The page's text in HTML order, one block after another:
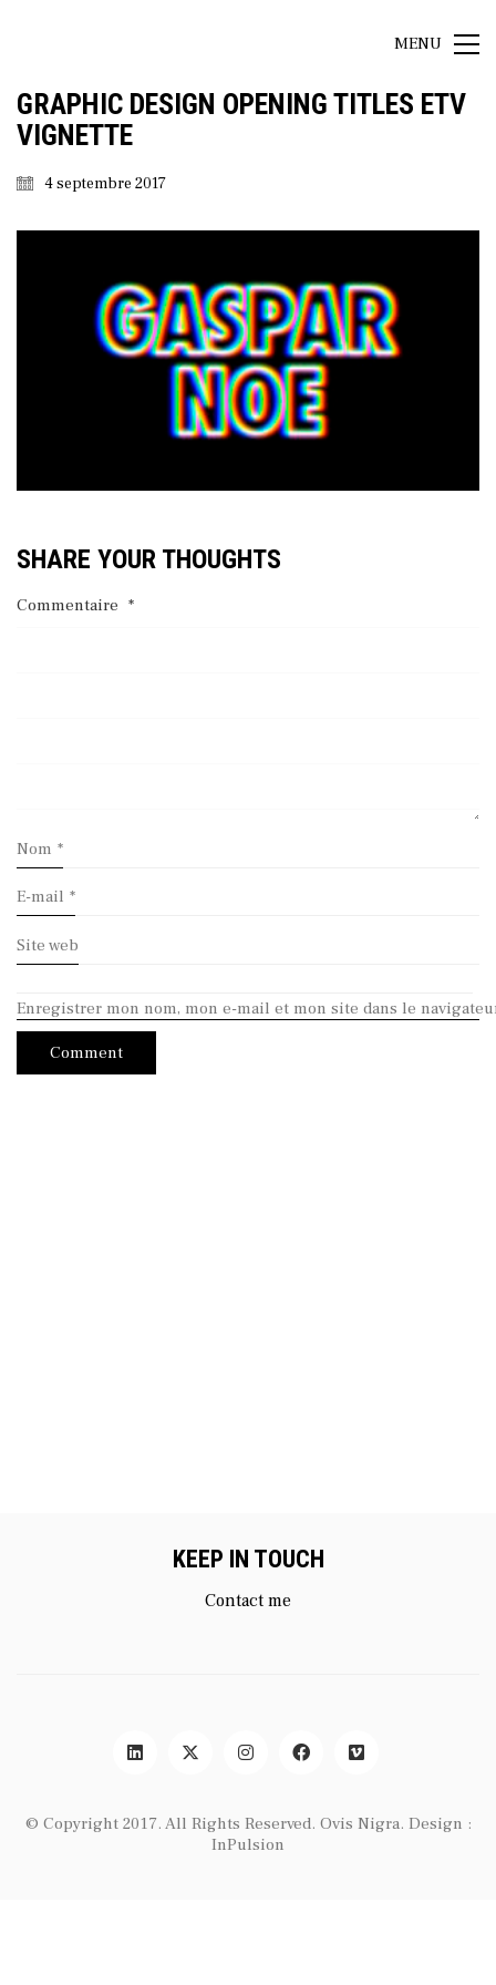
MENU
GRAPHIC DESIGN OPENING TITLES ETV
VIGNETTE
4 septembre 2017
SHARE YOUR THOUGHTS
Commentaire *
Nom *
E-mail *
Site web
Enregistrer mon nom, mon e-mail et mon site dans le
KEEP IN TOUCH
Contact me
© Copyright 2017. All Rights Reserved. Ovis Nigra. Design :
InPulsion